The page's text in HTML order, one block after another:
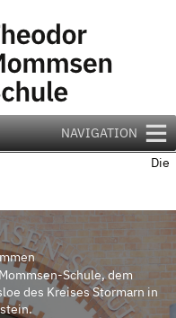
NAVIGATION
Schule, dem
des Kreises Stormarn in